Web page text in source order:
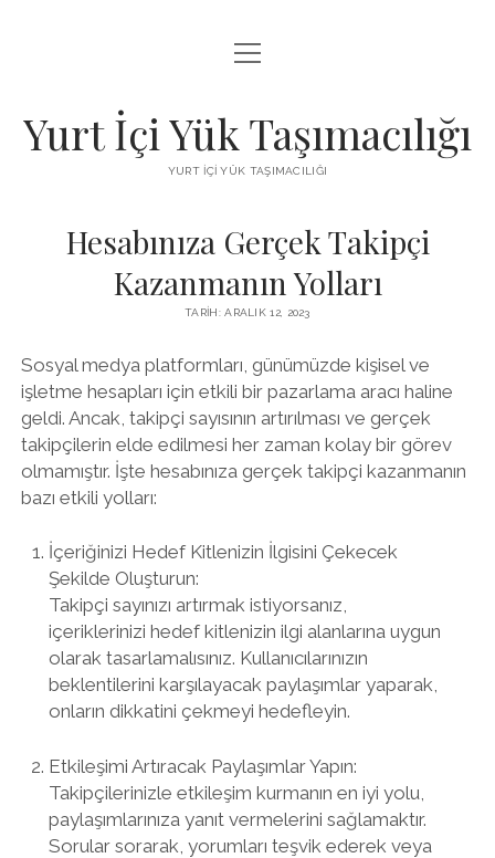
BEDAVA FACEBOOK BEĞENI KAZANMA
FACEBOOK SAYFA BEĞENDIRME HILESI İNDIR
menüyü
aç
Yurt İçi Yük Taşımacılığı
YURT İÇI YÜK TAŞIMACILIĞI
Hesabınıza Gerçek Takipçi
Kazanmanın Yolları
TARIH: ARALIK 12, 2023
Sosyal medya platformları, günümüzde kişisel ve
işletme hesapları için etkili bir pazarlama aracı haline
geldi. Ancak, takipçi sayısının artırılması ve gerçek
takipçilerin elde edilmesi her zaman kolay bir görev
olmamıştır. İşte hesabınıza gerçek takipçi kazanmanın
bazı etkili yolları:
İçeriğinizi Hedef Kitlenizin İlgisini Çekecek
Şekilde Oluşturun:
Takipçi sayınızı artırmak istiyorsanız,
içeriklerinizi hedef kitlenizin ilgi alanlarına uygun
olarak tasarlamalısınız. Kullanıcılarınızın
beklentilerini karşılayacak paylaşımlar yaparak,
onların dikkatini çekmeyi hedefleyin.
Etkileşimi Artıracak Paylaşımlar Yapın:
Takipçilerinizle etkileşim kurmanın en iyi yolu,
paylaşımlarınıza yanıt vermelerini sağlamaktır.
Sorular sorarak, yorumları teşvik ederek veya